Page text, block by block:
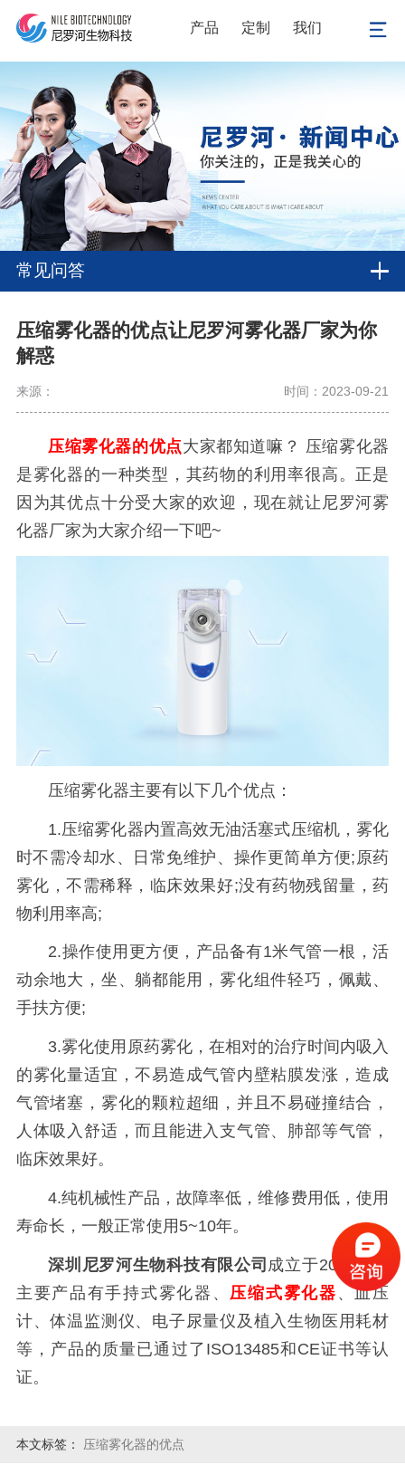
产品 定制 我们
常见问答
压缩雾化器的优点让尼罗河雾化器厂家为你
解惑
来源： 时间：2023-09-21
压缩雾化器的优点大家都知道嘛？ 压缩雾化器
是雾化器的一种类型，其药物的利用率很高。正是
因为其优点十分受大家的欢迎，现在就让尼罗河雾
化器厂家为大家介绍一下吧~
压缩雾化器主要有以下几个优点：
1.压缩雾化器内置高效无油活塞式压缩机，雾化
时不需冷却水、日常免维护、操作更简单方便;原药
雾化，不需稀释，临床效果好;没有药物残留量，药
物利用率高;
2.操作使用更方便，产品备有1米气管一根，活
动余地大，坐、躺都能用，雾化组件轻巧，佩戴、
手扶方便;
3.雾化使用原药雾化，在相对的治疗时间内吸入
的雾化量适宜，不易造成气管内壁粘膜发涨，造成
气管堵塞，雾化的颗粒超细，并且不易碰撞结合，
人体吸入舒适，而且能进入支气管、肺部等气管，
临床效果好。
4.纯机械性产品，故障率低，维修费用低，使用
寿命长，一般正常使用5~10年。
深圳尼罗河生物科技有限公司 成立于2014年，
主要产品有手持式雾化器、 压缩式雾化器 、血压
计、体温监测仪、电子尿量仪及植入生物医用耗材
等，产品的质量已通过了ISO13485和CE证书等认
证。
本文标签： 压缩雾化器的优点